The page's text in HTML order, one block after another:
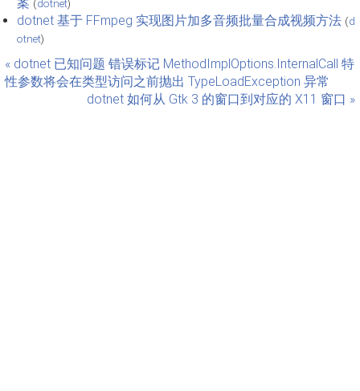
(dotnet)
dotnet 基于 FFmpeg 实现图片加多音频批量合成视频方法 (d
otnet)
« dotnet 已知问题 错误标记 MethodImplOptions.InternalCall 特
性参数将会在类型访问之前抛出 TypeLoadException 异常
dotnet 如何从 Gtk 3 的窗口到对应的 X11 窗口 »